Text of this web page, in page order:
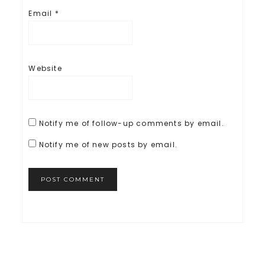
Email *
Website
Notify me of follow-up comments by email.
Notify me of new posts by email.